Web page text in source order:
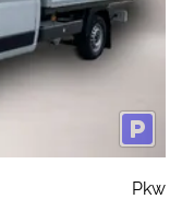
Pkw